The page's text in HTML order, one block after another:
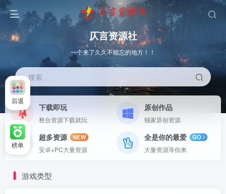
仄言资源社
一个来了久久不能忘的地方！！
搜索
下载即玩
整合资源下载就玩
原创作品
独家原创资源
超多资源
NEW
安卓+PC大量资源
全是你的最爱
GO
大量资源等你来
游戏类型
后退
榜单